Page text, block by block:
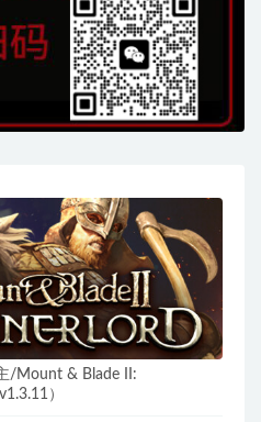
/Mount & Blade II:
）